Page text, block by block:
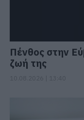
Πένθος στην
ζωή της